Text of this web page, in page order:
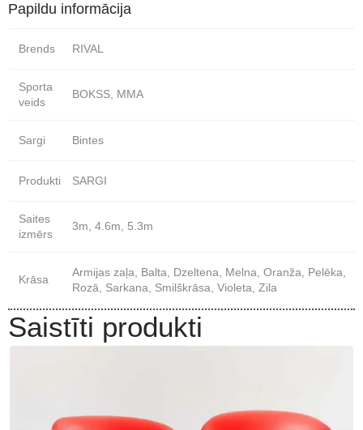
Papildu informācija
Brends RIVAL
Sporta
veids
BOKSS, MMA
Sargi Bintes
Produkti SARGI
Saites
izmērs
3m, 4.6m, 5.3m
Krāsa
Armijas zaļa, Balta, Dzeltena, Melna, Oranža, Pelēka,
Rozā, Sarkana, Smilškrāsa, Violeta, Zila
Saistīti produkti